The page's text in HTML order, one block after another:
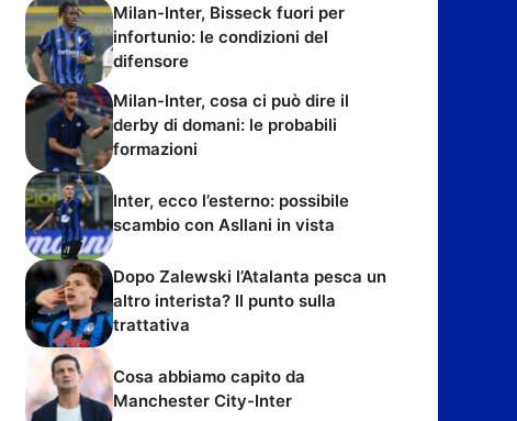
Milan-Inter, Bisseck fuori per
infortunio: le condizioni del
difensore
Milan-Inter, cosa ci può dire il
derby di domani: le probabili
formazioni
Inter, ecco l’esterno: possibile
scambio con Asllani in vista
Dopo Zalewski l’Atalanta pesca un
altro interista? Il punto sulla
trattativa
Cosa abbiamo capito da
Manchester City-Inter